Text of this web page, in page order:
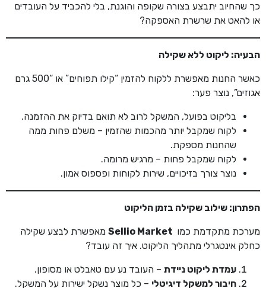
כך שהחיוב יתבצע בצורה שקופה והוגנת, בלי להכביד על העובדים
או להאט את שרשרת האספקה?
הבעיה: ליקוט ללא שקילה
כאשר החנות מאפשרת ללקוח להזמין “קילו תפוחים” או “500 גרם
אגוזים”, נוצר פער:
בליקוט בפועל, המשקל לרוב לא תואם בדיוק את ההזמנה.
לקוח שמקבל יותר מהכמות שהזמין – משלם פחות ממה
שהחנות מספקת.
לקוח שמקבל פחות – מרגיש מרומה.
נוצר צורך בזיכויים, שירות לקוחות ופספוס אמון.
הפתרון: שילוב שקילה בזמן הליקוט
מערכת מתקדמת כמו Sellio Market מאפשרת לבצע שקילה
כחלק אינטגרלי מתהליך הליקוט. איך זה עובד?
עמדת ליקוט ניידת – העובד נע עם טאבלט או מסופון.
חיבור למשקל דיגיטלי – כל מוצר נשקל ישירות על המשקל.